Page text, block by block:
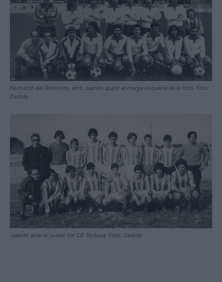
Formació del Remolins, amb Juanito ajupit al marge esquerre de la foto. Foto:
Cedida
Juanito amb el juvenil del CD Tortosa. Foto: Cedida